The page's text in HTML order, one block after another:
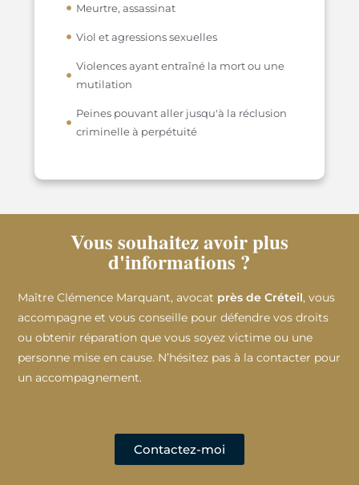
Meurtre, assassinat
Viol et agressions sexuelles
Violences ayant entraîné la mort ou une
mutilation
Peines pouvant aller jusqu'à la réclusion
criminelle à perpétuité
Vous souhaitez avoir plus
d'informations ?
Maître Clémence Marquant, avocat près de Créteil, vous
accompagne et vous conseille pour défendre vos droits
ou obtenir réparation que vous soyez victime ou une
personne mise en cause. N’hésitez pas à la contacter pour
un accompagnement.
Contactez-moi